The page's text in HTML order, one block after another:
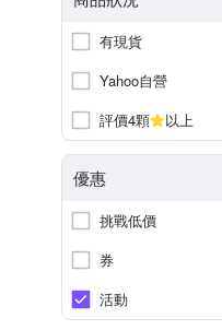
有現貨
Yahoo自營
評價4顆
以上
優惠
挑戰低價
券
活動